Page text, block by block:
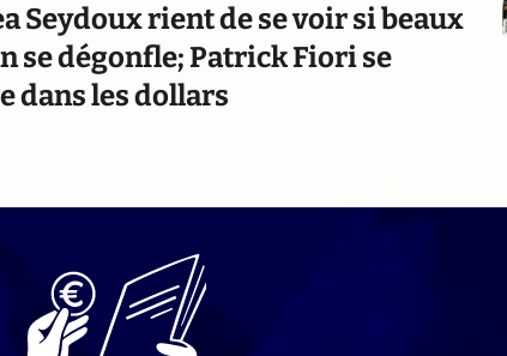
Seydoux rient de se voir si beaux
se dégonfle; Patrick Fiori se
dans les dollars